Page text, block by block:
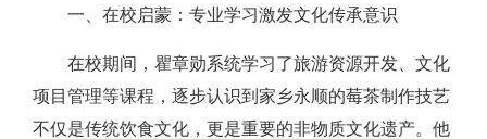
一、在校启蒙：专业学习激发文化传承意识
在校期间，瞿章勋系统学习了旅游资源开发、文化
项目管理等课程，逐步认识到家乡永顺的莓茶制作技艺
不仅是传统饮食文化，更是重要的非物质文化遗产。他